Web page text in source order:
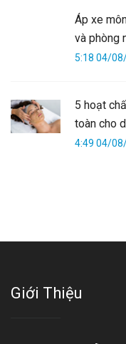
Áp xe
và phòng
5:18 04/
5 hoạt
toàn cho
4:49 04/
Giới Thiệu